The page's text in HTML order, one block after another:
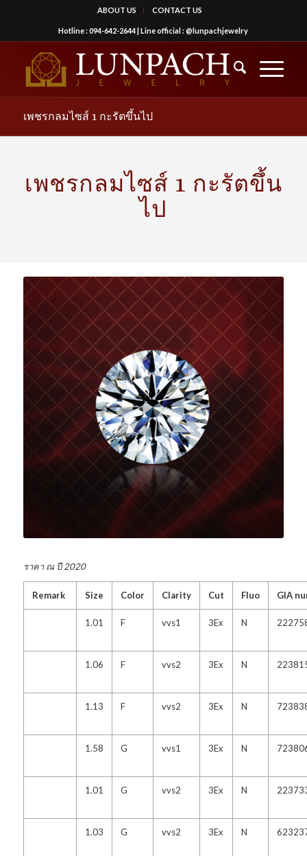
ABOUT US CONTACT US
Hotline :094-642-2644| Line official :@lunpachjewelry
เพชรกลมไซส์ 1 กะรัตขึ้นไป
เพชรกลมไซส์ 1 กะรัตขึ้น
ไป
ราคา ณ ปี 2020
Remark Size Color Clarity Cut Fluo GIA
1.01 F vvs1 3Ex N
1.06 F vvs2 3Ex N
1.13 F vvs2 3Ex N
1.58 G vvs1 3Ex N
1.01 G vvs2 3Ex N
1.03 G vvs2 3Ex N